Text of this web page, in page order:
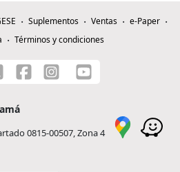
Suplementos Ventas
e-Paper
Términos y condiciones
0815-00507, Zona 4